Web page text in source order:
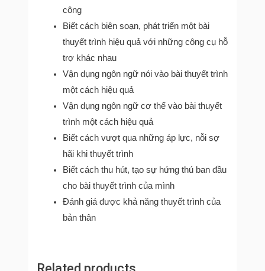
công
Biết cách biên soạn, phát triển một bài
thuyết trình hiệu quả với những công cụ hỗ
trợ khác nhau
Vận dụng ngôn ngữ nói vào bài thuyết trình
một cách hiệu quả
Vận dụng ngôn ngữ cơ thể vào bài thuyết
trình một cách hiệu quả
Biết cách vượt qua những áp lực, nỗi sợ
hãi khi thuyết trình
Biết cách thu hút, tạo sự hứng thú ban đầu
cho bài thuyết trình của mình
Đánh giá được khả năng thuyết trình của
bản thân